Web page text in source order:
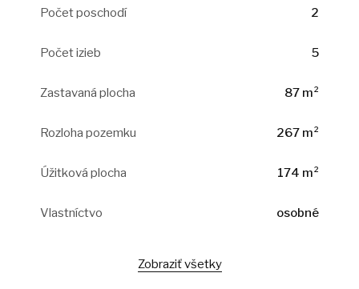
Počet poschodí 2
Počet izieb 5
Zastavaná plocha 87 m²
Rozloha pozemku 267 m²
Úžitková plocha 174 m²
Vlastníctvo osobné
Zobraziť všetky